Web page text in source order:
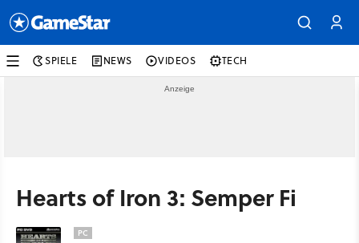
SPIELE NEWS VIDEOS TECH
Hearts of Iron 3: Semper Fi
PC